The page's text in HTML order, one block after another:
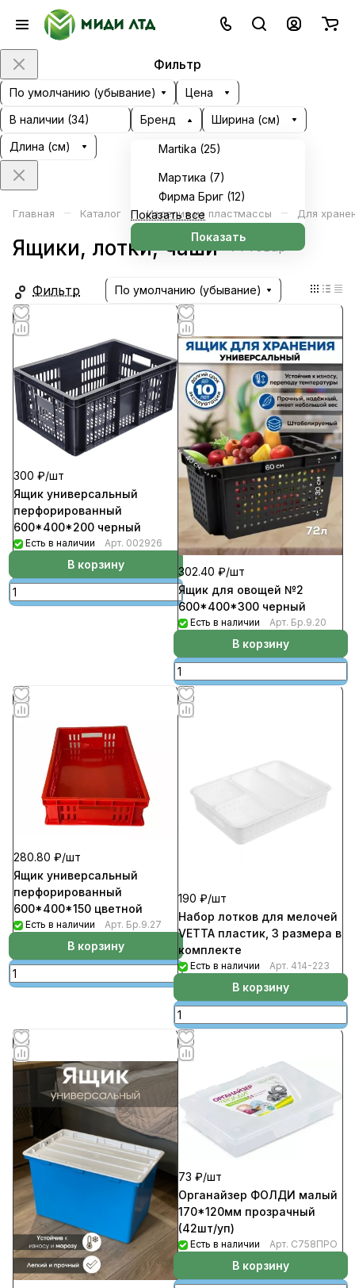
Фильтр
По умолчанию (убывание)
Цена
В наличии (34) Бренд
Martika (25)
Мартика (7)
Фирма Бриг (12)
Показать все
Показать
Ширина (см)
Длина (см)
Главная – Каталог – Изделия из пластмассы – Для
Ящики, лотки, чаши 71 товар
Фильтр По умолчанию (убывание)
300 ₽/шт
Ящик универсальный
перфорированный
600*400*200 черный
Есть в наличии Арт. 002926
В корзину
302.40 ₽/шт
Ящик для овощей №2
600*400*300 черный
Есть в наличии Арт. Бр.9.20
В корзину
280.80 ₽/шт
Ящик универсальный
перфорированный
600*400*150 цветной
Есть в наличии Арт. Бр.9.27
В корзину
190 ₽/шт
Набор лотков для мелочей
VETTA пластик, 3 размера в
комплекте
Есть в наличии Арт. 414-223
В корзину
73 ₽/шт
Органайзер ФОЛДИ малый
170*120мм прозрачный
(42шт/уп)
Есть в наличии Арт. С758ПРО
В корзину